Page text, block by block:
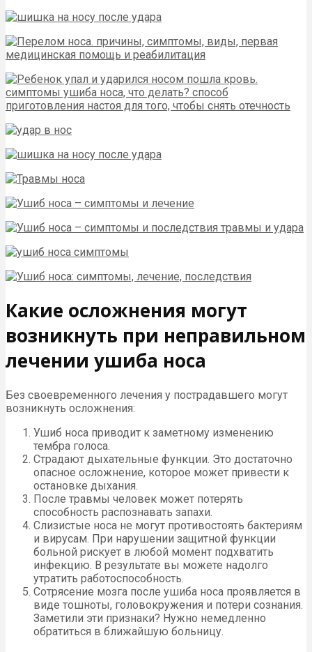
Какие осложнения могут
возникнуть при неправильном
лечении ушиба носа
Без своевременного лечения у пострадавшего могут
возникнуть осложнения:
Ушиб носа приводит к заметному изменению
тембра голоса.
Страдают дыхательные функции. Это достаточно
опасное осложнение, которое может привести к
остановке дыхания.
После травмы человек может потерять
способность распознавать запахи.
Слизистые носа не могут противостоять бактериям
и вирусам. При нарушении защитной функции
больной рискует в любой момент подхватить
инфекцию. В результате вы можете надолго
утратить работоспособность.
Сотрясение мозга после ушиба носа проявляется в
виде тошноты, головокружения и потери сознания.
Заметили эти признаки? Нужно немедленно
обратиться в ближайшую больницу.